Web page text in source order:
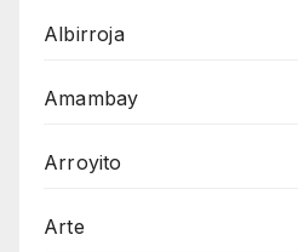
Albirroja
Amambay
Arroyito
Arte